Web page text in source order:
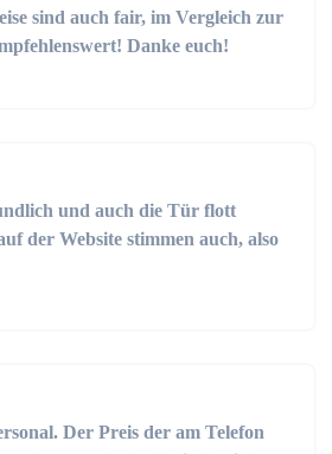
sind auch fair, im Vergleich zur
Danke euch!
und auch die Tür flott
der Website stimmen auch, also
Der Preis der am Telefon